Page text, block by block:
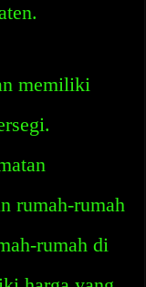
memiliki
rumah-rumah
rumah di